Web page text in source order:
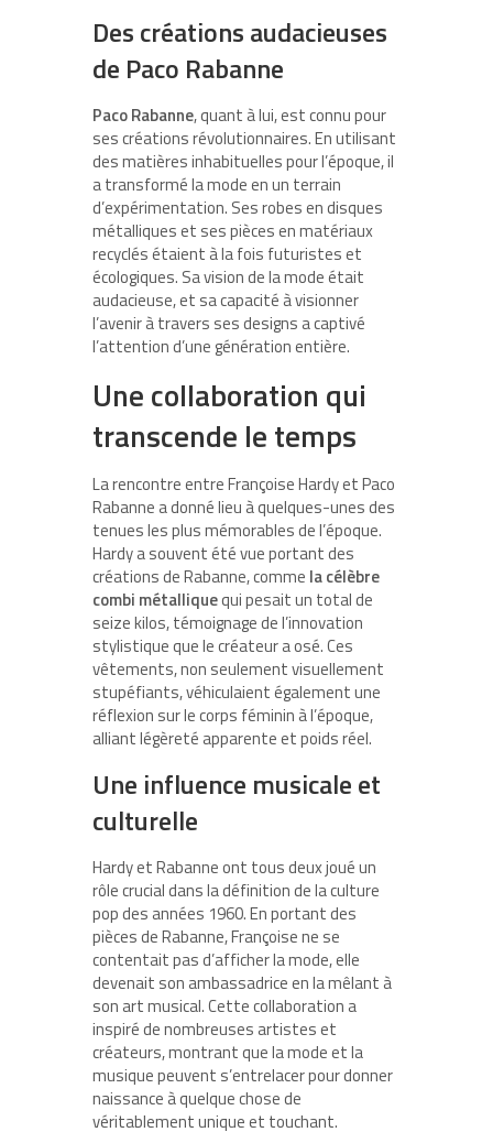
Des créations audacieuses
de Paco Rabanne
Paco Rabanne, quant à lui, est connu pour
ses créations révolutionnaires. En utilisant
des matières inhabituelles pour l’époque, il
a transformé la mode en un terrain
d’expérimentation. Ses robes en disques
métalliques et ses pièces en matériaux
recyclés étaient à la fois futuristes et
écologiques. Sa vision de la mode était
audacieuse, et sa capacité à visionner
l’avenir à travers ses designs a captivé
l’attention d’une génération entière.
Une collaboration qui
transcende le temps
La rencontre entre Françoise Hardy et Paco
Rabanne a donné lieu à quelques-unes des
tenues les plus mémorables de l’époque.
Hardy a souvent été vue portant des
créations de Rabanne, comme la célèbre
combi métalliquequi pesait un total de
seize kilos, témoignage de l’innovation
stylistique que le créateur a osé. Ces
vêtements, non seulement visuellement
stupéfiants, véhiculaient également une
réflexion sur le corps féminin à l’époque,
alliant légèreté apparente et poids réel.
Une influence musicale et
culturelle
Hardy et Rabanne ont tous deux joué un
rôle crucial dans la définition de la culture
pop des années 1960. En portant des
pièces de Rabanne, Françoise ne se
contentait pas d’afficher la mode, elle
devenait son ambassadrice en la mêlant à
son art musical. Cette collaboration a
inspiré de nombreuses artistes et
créateurs, montrant que la mode et la
musique peuvent s’entrelacer pour donner
naissance à quelque chose de
véritablement unique et touchant.